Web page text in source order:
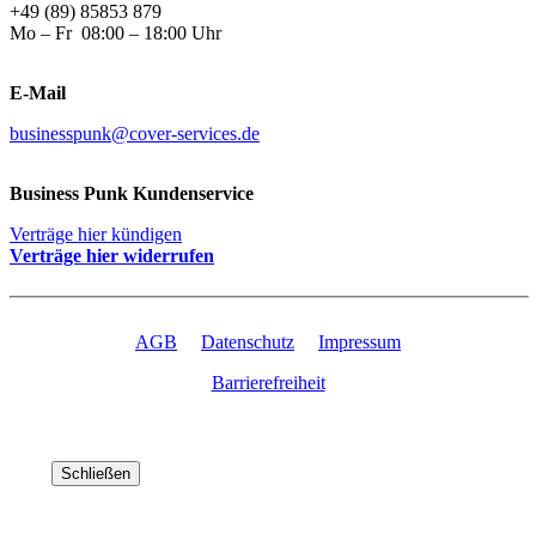
+49 (89) 85853 879
Mo – Fr 08:00 – 18:00 Uhr
E-Mail
businesspunk@cover-services.de
Business Punk Kundenservice
Verträge hier kündigen
Verträge hier widerrufen
AGB Datenschutz
Impressum
Barrierefreiheit
Schließen